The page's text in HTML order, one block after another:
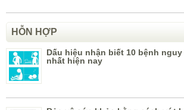
HỖN HỢP
Dấu hiệu nhận biết 10 bệnh
nhất hiện nay